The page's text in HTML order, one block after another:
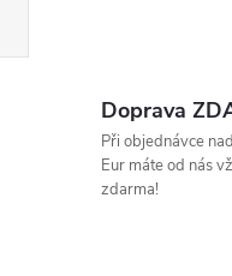
a
c
í
Doprava
Při objednávce
Eur máte od nás
zdarma!